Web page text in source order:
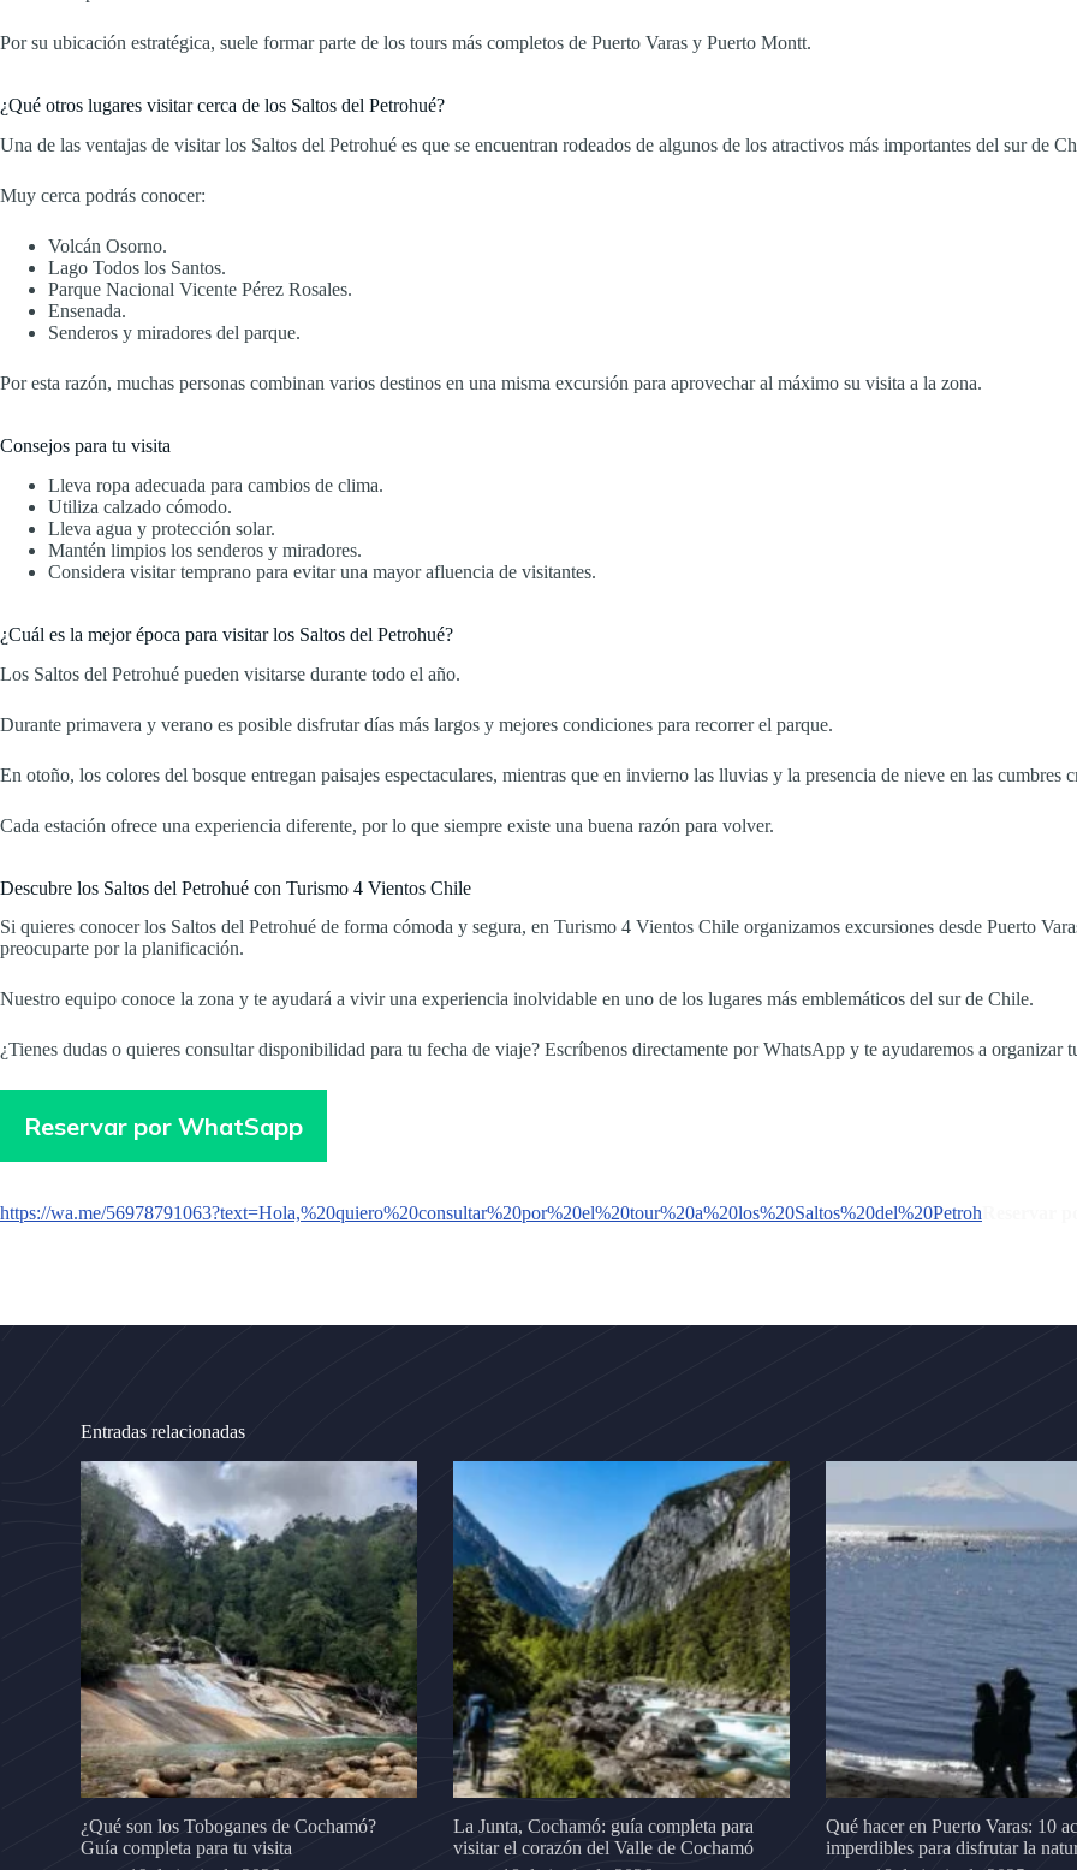
Por su ubicación estratégica, suele formar parte de los tours más completos de Puerto Varas y Puerto Montt.
¿Qué otros lugares visitar cerca de los Saltos del Petrohué?
Una de las ventajas de visitar los Saltos del Petrohué es que se encuentran rodeados de algunos de los atractivos más importantes del sur de
Muy cerca podrás conocer:
Volcán Osorno.
Lago Todos los Santos.
Parque Nacional Vicente Pérez Rosales.
Ensenada.
Senderos y miradores del parque.
Por esta razón, muchas personas combinan varios destinos en una misma excursión para aprovechar al máximo su visita a la zona.
Consejos para tu visita
Lleva ropa adecuada para cambios de clima.
Utiliza calzado cómodo.
Lleva agua y protección solar.
Mantén limpios los senderos y miradores.
Considera visitar temprano para evitar una mayor afluencia de visitantes.
¿Cuál es la mejor época para visitar los Saltos del Petrohué?
Los Saltos del Petrohué pueden visitarse durante todo el año.
Durante primavera y verano es posible disfrutar días más largos y mejores condiciones para recorrer el parque.
En otoño, los colores del bosque entregan paisajes espectaculares, mientras que en invierno las lluvias y la presencia de nieve en las cumbres
Cada estación ofrece una experiencia diferente, por lo que siempre existe una buena razón para volver.
Descubre los Saltos del Petrohué con Turismo 4 Vientos Chile
Si quieres conocer los Saltos del Petrohué de forma cómoda y segura, en Turismo 4 Vientos Chile organizamos excursiones desde Puerto
preocuparte por la planificación.
Nuestro equipo conoce la zona y te ayudará a vivir una experiencia inolvidable en uno de los lugares más emblemáticos del sur de Chile.
¿Tienes dudas o quieres consultar disponibilidad para tu fecha de viaje? Escríbenos directamente por WhatsApp y te ayudaremos a organizar
Reservar por WhatSapp
https://wa.me/56978791063?text=Hola,%20quiero%20consultar%20por%20el%20tour%20a%20los%20Saltos%20del%20Petroh
Entradas relacionadas
¿Qué son los Toboganes de Cochamó?
Guía completa para tu visita
La Junta, Cochamó: guía completa para
visitar el corazón del Valle de Cochamó
Qué hacer en Puerto Varas: 10
imperdibles para disfrutar la